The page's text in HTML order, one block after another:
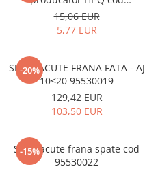
13502135
15,06 EUR
5,77 EUR
-20%
SET PLACUTE FRANA FATA - AJ
10<20 95530019
129,42 EUR
103,50 EUR
-15%
Set placute frana spate cod
95530022